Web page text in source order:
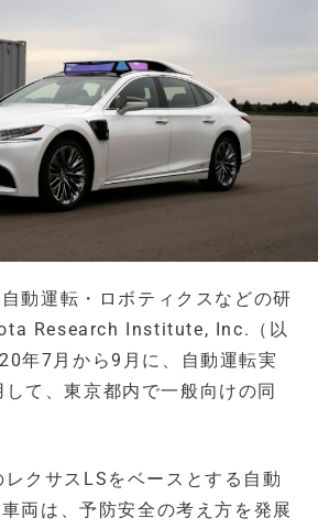
動運転・ロボティクスなどの研
Research Institute, Inc.（以
年7月から9月に、自動運転実
て、東京都内で一般向けの同
クサスLSをベースとする自動
両は、予防安全の考え方を発展